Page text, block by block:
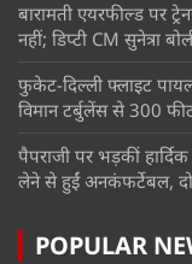
बारामती एयरफील्ड पर
नहीं; डिप्टी CM सुनेत्रा
फुकेट-दिल्ली फ्लाइट
विमान टर्बुलेंस से 300
पैपराजी पर भड़कीं
लेने से हुईं अनकंफर्टेबल,
POPULAR